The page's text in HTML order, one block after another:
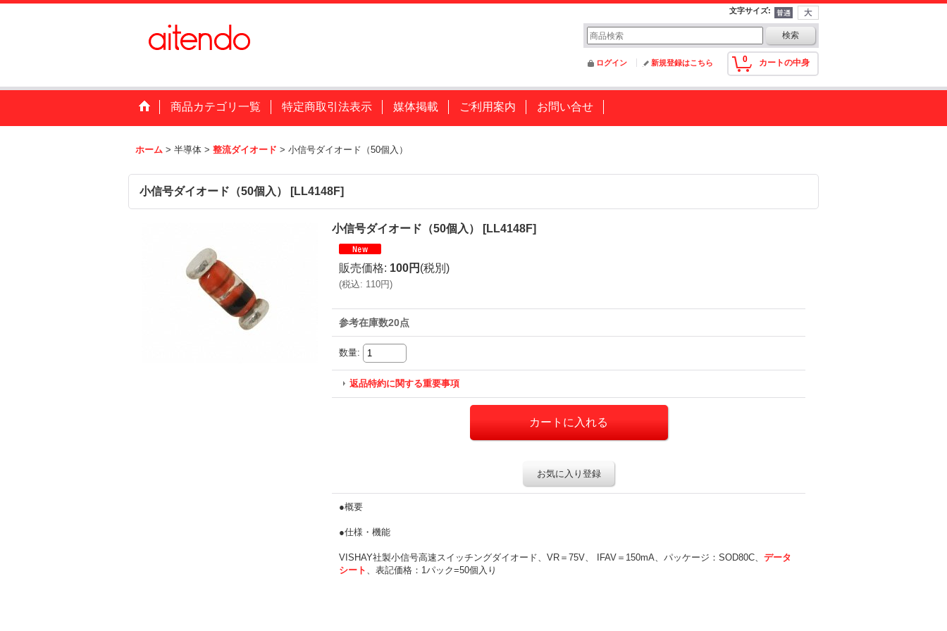
文字サイズ:
0 カートの中身
ログイン 新規登録はこちら
商品カテゴリ一覧 特定商取引法表示 媒体掲載 ご利用案内 お問い合せ
ホーム > 半導体 > 整流ダイオード > 小信号ダイオード（50個入）
小信号ダイオード（50個入） [LL4148F]
小信号ダイオード（50個入） [LL4148F]
販売価格: 100円 (税別)
(税込: 110円)
参考在庫数20点
数量:
返品特約に関する重要事項
お気に入り登録
●概要
●仕様・機能
VISHAY社製小信号高速スイッチングダイオード、VR＝75V、 IFAV＝150mA、パッケージ：SOD80C、 データ
シート 、表記価格：1パック=50個入り